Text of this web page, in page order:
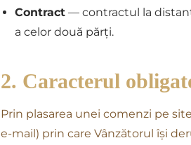
Contract — contractul la
a celor două părți.
2. Caracterul
Prin plasarea unei comenzi pe
e-mail) prin care Vânzătorul își